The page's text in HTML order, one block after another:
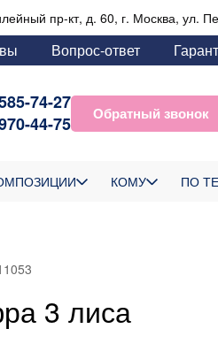
пр-кт, д. 60, г. Москва, ул.
Вопрос-ответ
74-27
44-75
Обратный звонок
КОМУ ПО
3 лиса